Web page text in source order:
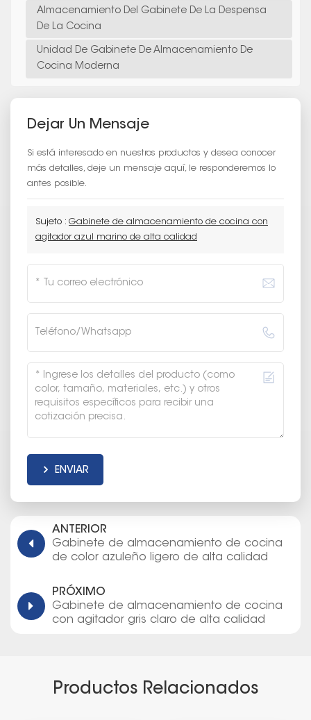
Almacenamiento Del Gabinete De La Despensa
De La Cocina
Unidad De Gabinete De Almacenamiento De
Cocina Moderna
Dejar Un Mensaje
Si está interesado en nuestros productos y desea conocer
más detalles, deje un mensaje aquí, le responderemos lo
antes posible.
Sujeto : Gabinete de almacenamiento de cocina con
agitador azul marino de alta calidad
ENVIAR
ANTERIOR
Gabinete de almacenamiento de cocina
de color azuleño ligero de alta calidad
PRÓXIMO
Gabinete de almacenamiento de cocina
con agitador gris claro de alta calidad
Productos Relacionados